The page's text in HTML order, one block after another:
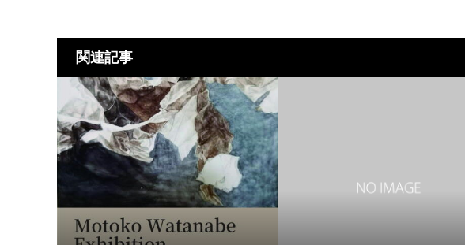
関連記事